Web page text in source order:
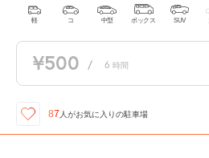
軽 コ 中型 ボックス SUV
¥500 / 6 時間
87 人がお気に入りの駐車場